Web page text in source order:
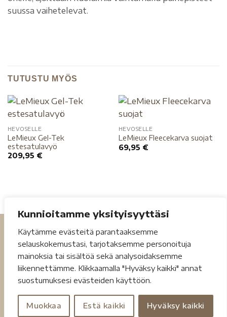
Kunnioitamme yksityisyyttäsi
Käytämme evästeitä parantaaksemme
selauskokemustasi, tarjotaksemme personoituja
mainoksia tai sisältöä sekä analysoidaksemme
liikennettämme. Klikkaamalla "Hyväksy kaikki" annat
suostumuksesi evästeiden käyttöön.
Muokkaa Estä kaikki Hyväksy kaikki
suussa vaihetelevat.
TUTUSTU MYÖS
HEVOSELLE
LeMieux Gel-Tek
estesatulavyö
209,95 €
HEVOSELLE
LeMieux Fleecekarva suojat
69,95 €
Toimitusehdot